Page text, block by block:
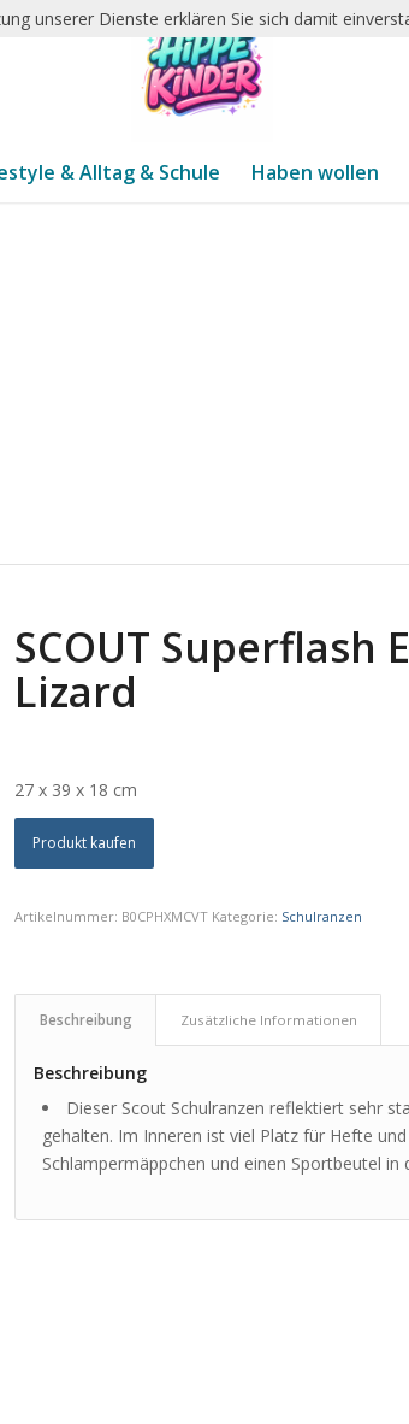
& Alltag & Schule Haben wollen
SCOUT Superflash
Lizard
27 x 39 x 18 cm
Produkt kaufen
Artikelnummer: B0CPHXMCVT Kategorie: Schulranzen
Beschreibung Zusätzliche Informationen
Beschreibung
Dieser Scout Schulranzen reflektiert sehr
gehalten. Im Inneren ist viel Platz für Hefte
Schlampermäppchen und einen Sportbeutel
unserer Dienste erklären Sie sich damit